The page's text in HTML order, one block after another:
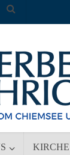
KIRCHE